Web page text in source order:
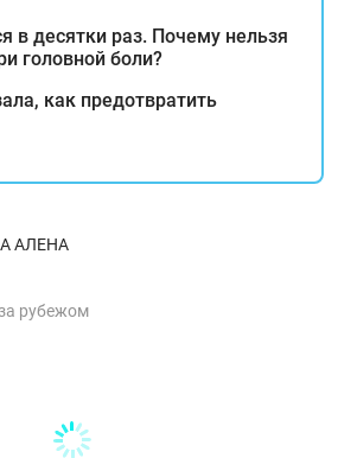
в десятки раз. Почему нельзя
головной боли?
как предотвратить
АЛЕНА
за рубежом